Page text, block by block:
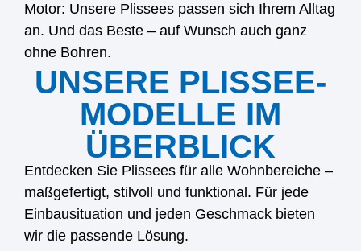
Motor: Unsere Plissees passen sich Ihrem Alltag
an. Und das Beste – auf Wunsch auch ganz
ohne Bohren.
UNSERE PLISSEE-
MODELLE IM
ÜBERBLICK
Entdecken Sie Plissees für alle Wohnbereiche –
maßgefertigt, stilvoll und funktional. Für jede
Einbausituation und jeden Geschmack bieten
wir die passende Lösung.